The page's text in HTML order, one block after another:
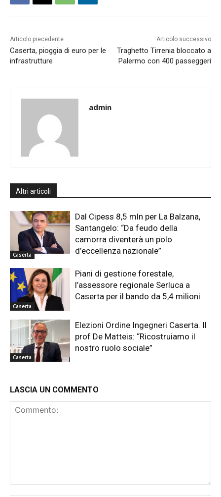
Articolo precedente
Caserta, pioggia di euro per le
infrastrutture
Articolo successivo
Traghetto Tirrenia bloccato a
Palermo con 400 passeggeri
admin
Altri articoli
Caserta
Dal Cipess 8,5 mln per La Balzana,
Santangelo: “Da feudo della
camorra diventerà un polo
d’eccellenza nazionale”
Caserta
Piani di gestione forestale,
l’assessore regionale Serluca a
Caserta per il bando da 5,4 milioni
Caserta
Elezioni Ordine Ingegneri Caserta. Il
prof De Matteis: “Ricostruiamo il
nostro ruolo sociale”
LASCIA UN COMMENTO